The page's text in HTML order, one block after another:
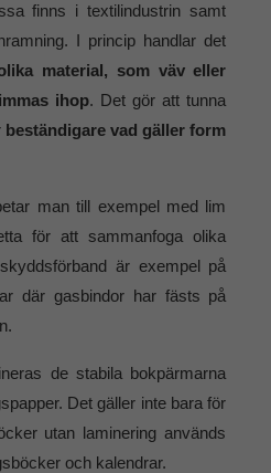
finns i textilindustrin samt
I princip handlar det
material, som väv eller
ihop. Det gör att tunna
beständigare vad gäller form
man till exempel med lim
för att sammanfoga olika
är exempel på
där gasbindor har fästs på
de stabila bokpärmarna
Det gäller inte bara för
utan laminering används
och kalendrar.